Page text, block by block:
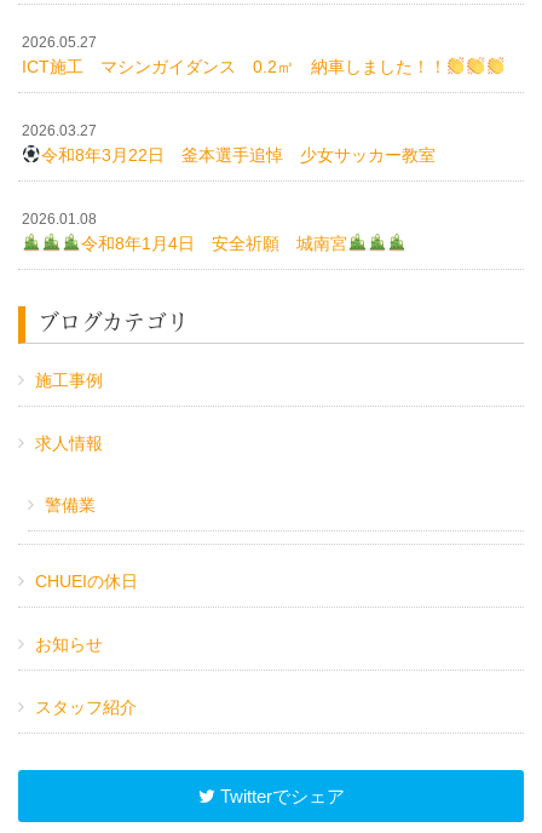
2026.05.27
ICT施工 マシンガイダンス 0.2㎥ 納車しました！！
2026.03.27
令和8年3月22日 釜本選手追悼 少女サッカー教室
2026.01.08
令和8年1月4日 安全祈願 城南宮
ブログカテゴリ
施工事例
求人情報
警備業
CHUEIの休日
お知らせ
スタッフ紹介
Twitterでシェア